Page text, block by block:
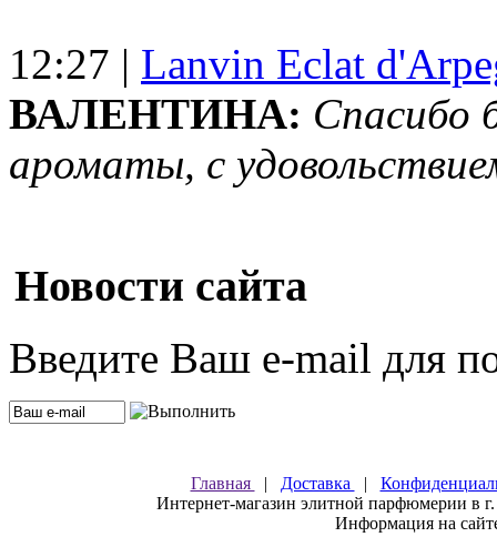
12:27 | Lanvin Eclat
ВАЛЕНТИНА: Спасибо
ароматы, с
Новости сайта
Введите Ваш e-mail для
Главная | Доставка |
Интернет-магазин элитной парфюмерии в
Информация на